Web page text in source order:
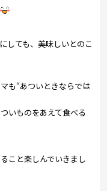
しても、美味しいとのこ
も“あついときならでは
いものをあえて食べる
こと楽しんでいきまし